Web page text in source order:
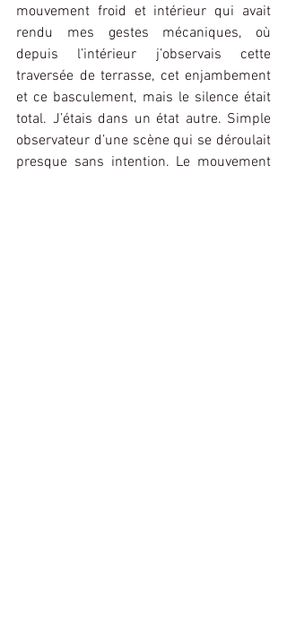
mouvement froid et intérieur qui avait
rendu mes gestes mécaniques, où
depuis l’intérieur j’observais cette
traversée de terrasse, cet enjambement
et ce basculement, mais le silence était
total. J’étais dans un état autre. Simple
observateur d’une scène qui se déroulait
presque sans intention. Le mouvement